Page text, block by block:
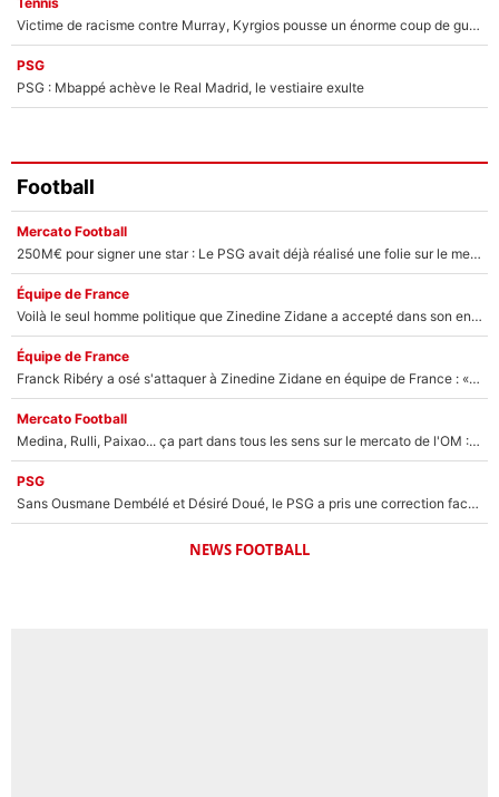
Victime de racisme contre Murray, Kyrgios pousse un énorme coup de gueule !
PSG
PSG : Mbappé achève le Real Madrid, le vestiaire exulte
Football
Mercato Football
250M€ pour signer une star : Le PSG avait déjà réalisé une folie sur le mercato bien avant Neymar !
Équipe de France
Voilà le seul homme politique que Zinedine Zidane a accepté dans son entourage : «Je garde un très bon souvenir de lui»
Équipe de France
Franck Ribéry a osé s'attaquer à Zinedine Zidane en équipe de France : «Je n'aurais jamais fait ça»
Mercato Football
Medina, Rulli, Paixao... ça part dans tous les sens sur le mercato de l'OM : Frank McCourt va enfin récupérer l'argent qu'il attend ?
PSG
Sans Ousmane Dembélé et Désiré Doué, le PSG a pris une correction face à Majorque : Luis Enrique attend avec impatience des renforts !
NEWS FOOTBALL